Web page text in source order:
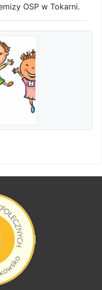
OSP w Tokarni.